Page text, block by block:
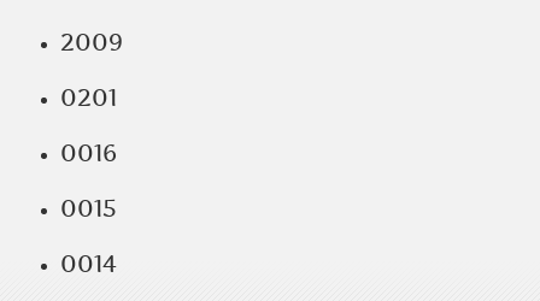
2009
0201
0016
0015
0014